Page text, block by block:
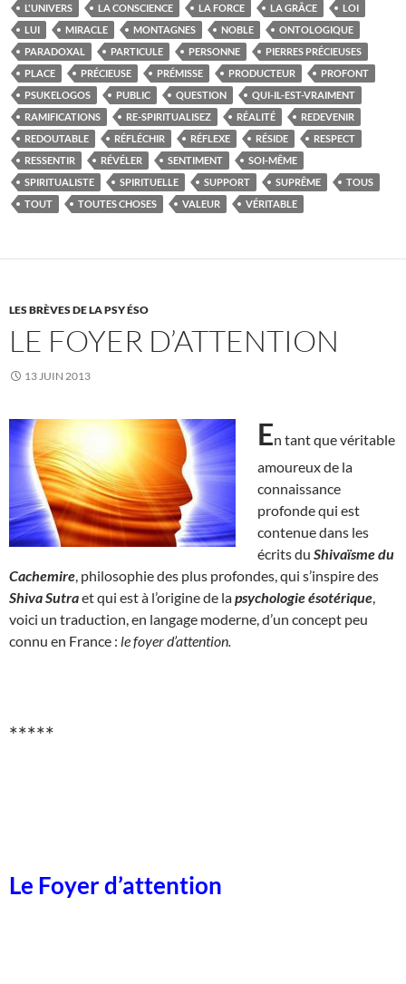
L'UNIVERS
LA CONSCIENCE LA FORCE LA GRÂCE
LOI
LUI
MIRACLE MONTAGNES NOBLE
ONTOLOGIQUE
PARADOXAL
PARTICULE PERSONNE
PIERRES PRÉCIEUSES
PLACE
PRÉCIEUSE PRÉMISSE PRODUCTEUR
PROFONT
PSUKELOGOS
PUBLIC QUESTION
QUI-IL-EST-VRAIMENT
RAMIFICATIONS
RE-SPIRITUALISEZ RÉALITÉ
REDEVENIR
REDOUTABLE
RÉFLÉCHIR RÉFLEXE RÉSIDE
RESPECT
RESSENTIR
RÉVÉLER SENTIMENT
SOI-MÊME
SPIRITUALISTE
SPIRITUELLE SUPPORT SUPRÊME
TOUS
TOUT
TOUTES CHOSES VALEUR VÉRITABLE
LES BRÈVES DE LA PSY ÉSO
LE FOYER D’ATTENTION
13 JUIN 2013
En tant que véritable
amoureux de la
connaissance
profonde qui est
contenue dans les
écrits du Shivaïsme du
Cachemire , philosophie des plus profondes, qui s’inspire des
Shiva Sutraet qui est à l’origine de lapsychologie ésotérique
voici un traduction, en langage moderne, d’un concept peu
connu en France : le foyer d’attention.
*****
Le Foyer d’attention